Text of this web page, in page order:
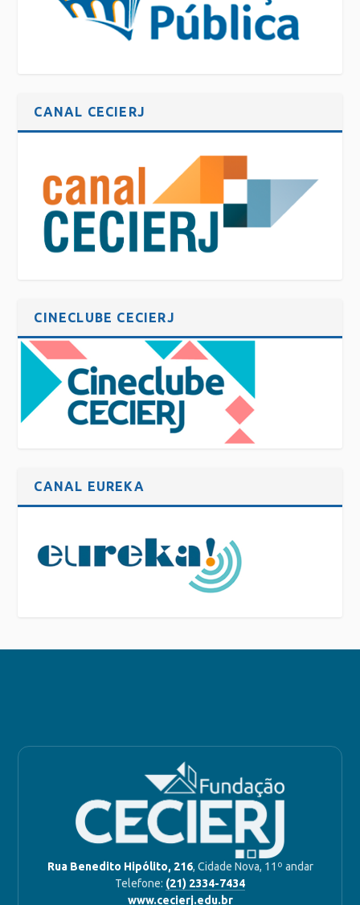
CANAL CECIERJ
CINECLUBE CECIERJ
CANAL EUREKA
Rua Benedito Hipólito, 216, Cidade Nova, 11º andar
Telefone: (21) 2334-7434
www.cecierj.edu.br